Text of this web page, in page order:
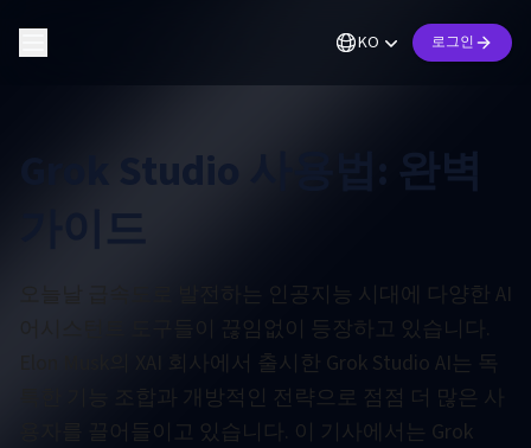
KO 로그인
Grok Studio 사용법: 완벽
오늘날 급속도로 발전하는 인공지능 시대에 다양한 AI
어시스턴트 도구들이 끊임없이 등장하고 있습니다.
Elon Musk의 XAI 회사에서 출시한 Grok Studio AI는 독
특한 기능 조합과 개방적인 전략으로 점점 더 많은 사
용자를 끌어들이고 있습니다. 이 기사에서는 Grok